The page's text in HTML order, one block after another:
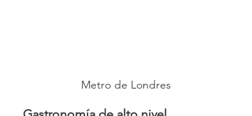
Metro de Londres